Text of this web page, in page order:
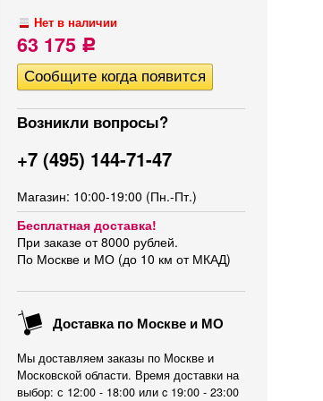
Нет в наличии
63 175 Р
Возникли вопросы?
+7 (495) 144-71-47
Магазин: 10:00-19:00 (Пн.-Пт.)
Бесплатная доставка!
При заказе от 8000 рублей.
По Москве и МО (до 10 км от МКАД)
Доставка по Москве и МО
Мы доставляем заказы по Москве и
Московской области. Время доставки на
выбор: с 12:00 - 18:00 или c 19:00 - 23:00